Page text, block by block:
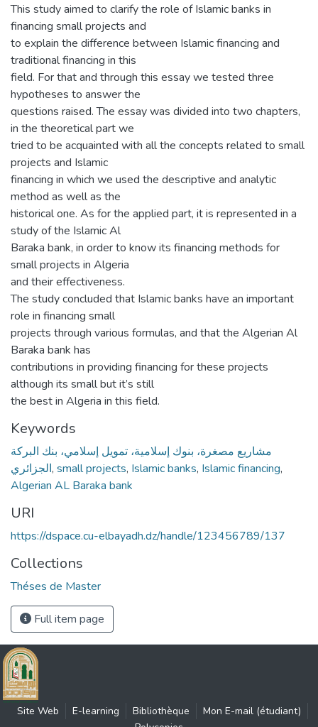
This study aimed to clarify the role of Islamic banks in
financing small projects and
to explain the difference between Islamic financing and
traditional financing in this
field. For that and through this essay we tested three
hypotheses to answer the
questions raised. The essay was divided into two chapters,
in the theoretical part we
tried to be acquainted with all the concepts related to small
projects and Islamic
financing in which we used the descriptive and analytic
method as well as the
historical one. As for the applied part, it is represented in a
study of the Islamic Al
Baraka bank, in order to know its financing methods for
small projects in Algeria
and their effectiveness.
The study concluded that Islamic banks have an important
role in financing small
projects through various formulas, and that the Algerian Al
Baraka bank has
contributions in providing financing for these projects
although its small but it’s still
the best in Algeria in this field.
Keywords
مشاريع مصغرة، بنوك إسلامية، تمويل إسلامي، بنك البركة
الجزائري, small projects, Islamic banks, Islamic financing,
Algerian AL Baraka bank
URI
https://dspace.cu-elbayadh.dz/handle/123456789/137
Collections
Théses de Master
Full item page
Site Web E-learning Bibliothèque
Mon E-mail (étudiant)